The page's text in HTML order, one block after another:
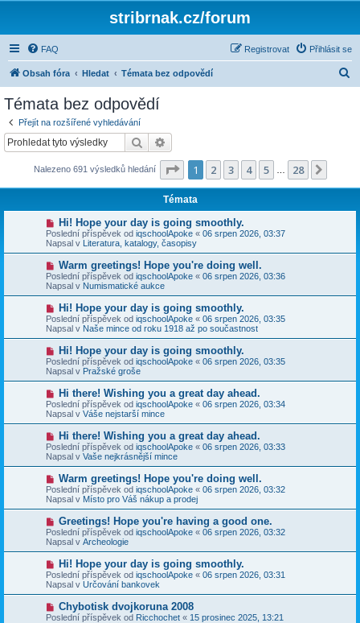
stribrnak.cz/forum
FAQ Přihlásit se
Registrovat
Obsah fóra Hledat Témata bez odpovědí
Témata bez odpovědí
Přejít na rozšířené vyhledávání
Hledat
Nalezeno 691 výsledků hledání Stránka z 28
1 2 3 4 5 28
Témata
N
o
v
ý
p
í
s
p
v
e
k
Hi! Hope your day is going smoothly.
Poslední příspěvek od iqschoolApoke « 06 srpen 2026, 03:37
Napsal v Literatura, katalogy, časopisy
N
o
v
ý
p
í
s
p
v
e
k
Warm greetings! Hope you're doing well.
Poslední příspěvek od iqschoolApoke « 06 srpen 2026, 03:36
Napsal v Numismatické aukce
N
o
v
ý
p
í
s
p
v
e
k
Hi! Hope your day is going smoothly.
Poslední příspěvek od iqschoolApoke « 06 srpen 2026, 03:35
Napsal v Naše mince od roku 1918 až po součastnost
N
o
v
ý
p
í
s
p
v
e
k
Hi! Hope your day is going smoothly.
Poslední příspěvek od iqschoolApoke « 06 srpen 2026, 03:35
Napsal v Pražské groše
N
o
v
ý
p
í
s
p
ě
v
e
k
Hi there! Wishing you a great day ahead.
Poslední příspěvek od iqschoolApoke « 06 srpen 2026, 03:34
Napsal v Váše nejstarší mince
N
o
v
ý
p
í
s
p
ě
v
e
k
Hi there! Wishing you a great day ahead.
Poslední příspěvek od iqschoolApoke « 06 srpen 2026, 03:33
Napsal v Vaše nejkrásnější mince
N
o
v
ý
í
s
p
v
e
k
Warm greetings! Hope you're doing well.
Poslední příspěvek od iqschoolApoke « 06 srpen 2026, 03:32
Napsal v Místo pro Váš nákup a prodej
N
o
v
ý
p
í
s
p
ě
v
Greetings! Hope you're having a good one.
Poslední příspěvek od iqschoolApoke « 06 srpen 2026, 03:32
Napsal v Archeologie
N
o
v
ý
í
Hi! Hope your day is going smoothly.
Poslední příspěvek od iqschoolApoke « 06 srpen 2026, 03:31
Napsal v Určování bankovek
N
o
Chybotisk dvojkoruna 2008
Poslední příspěvek od Ricchochet « 15 prosinec 2025, 13:21